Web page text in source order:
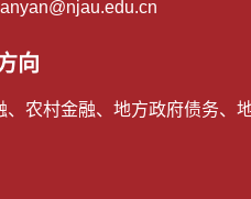
向
、农村金融、地方政府债务、